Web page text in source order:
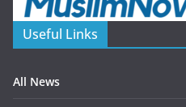
Useful Links
All News